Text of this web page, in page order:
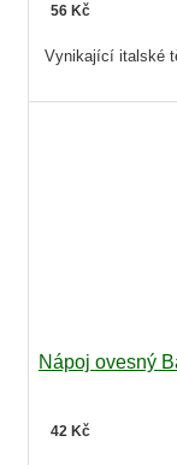
56 Kč
Vynikající italské
Nápoj ovesný
42 Kč